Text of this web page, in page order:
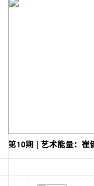
第10期 | 艺术能量：崔